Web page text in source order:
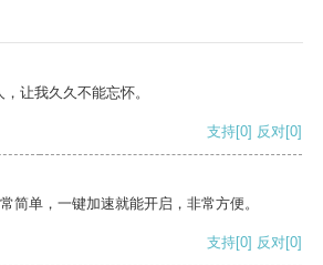
让我久久不能忘怀。
支持[0] 反对[0]
简单，一键加速就能开启，非常方便。
支持[0] 反对[0]